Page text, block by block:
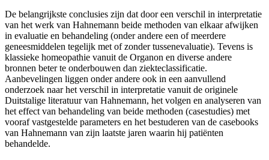
De belangrijkste conclusies zijn dat door een verschil in interpretatie
van het werk van Hahnemann beide methoden van elkaar afwijken
in evaluatie en behandeling (onder andere een of meerdere
geneesmiddelen tegelijk met of zonder tussenevaluatie). Tevens is
klassieke homeopathie vanuit de Organon en diverse andere
bronnen beter te onderbouwen dan ziekteclassificatie.
Aanbevelingen liggen onder andere ook in een aanvullend
onderzoek naar het verschil in interpretatie vanuit de originele
Duitstalige literatuur van Hahnemann, het volgen en analyseren van
het effect van behandeling van beide methoden (casestudies) met
vooraf vastgestelde parameters en het bestuderen van de casebooks
van Hahnemann van zijn laatste jaren waarin hij patiënten
behandelde.